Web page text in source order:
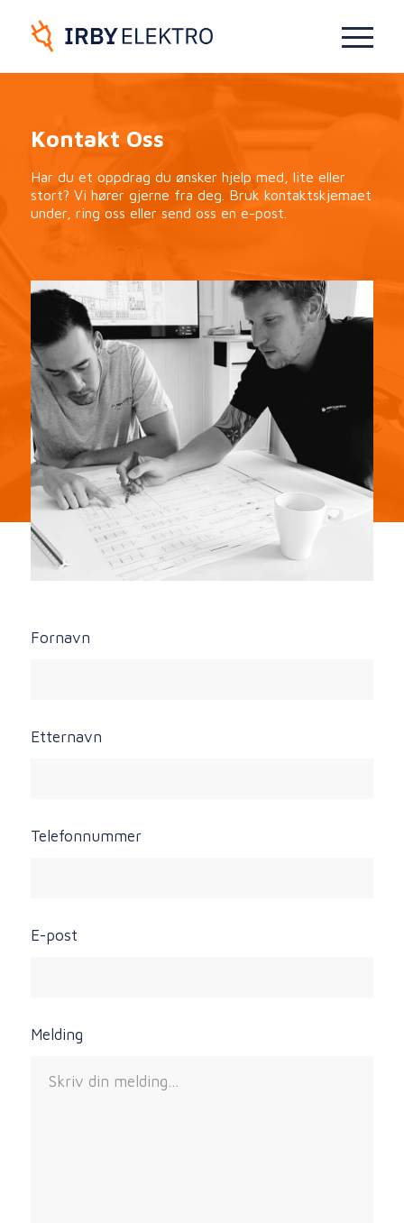
Kontakt Oss
Har du et oppdrag du ønsker hjelp med, lite eller
stort? Vi hører gjerne fra deg. Bruk kontaktskjemaet
under, ring oss eller send oss en e-post.
Fornavn
Etternavn
Telefonnummer
E-post
Melding